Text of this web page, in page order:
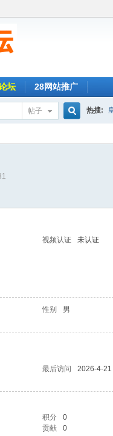
坛 28网站推广
帖子 热搜:
草莓28
幸运28
pc28信
视频认证 未认证
性别
男
最后访问
2026-4-
积分
0
贡献 0